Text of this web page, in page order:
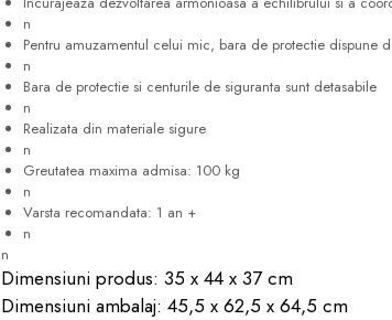
n
Pentru amuzamentul celui mic, bara de protectie dispune
n
Bara de protectie si centurile de siguranta sunt detasabile
n
Realizata din materiale sigure
n
Greutatea maxima admisa: 100 kg
n
Varsta recomandata: 1 an +
n
n
Dimensiuni produs: 35 x 44 x 37 cm
Dimensiuni ambalaj: 45,5 x 62,5 x 64,5 cm